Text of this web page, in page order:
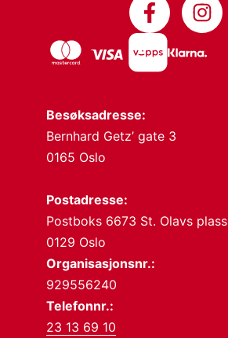
Besøksadresse:
Bernhard Getz’ gate 3
0165 Oslo
Postadresse:
Postboks 6673 St. Olavs plass
0129 Oslo
Organisasjonsnr.:
929556240
Telefonnr.:
23 13 69 10